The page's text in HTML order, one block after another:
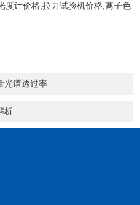
度计价格 ,拉力试验机价格 ,离子色
光谱透过率
析